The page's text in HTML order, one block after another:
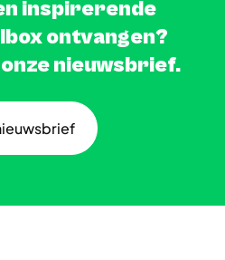
inspirerende
ontvangen?
nieuwsbrief.